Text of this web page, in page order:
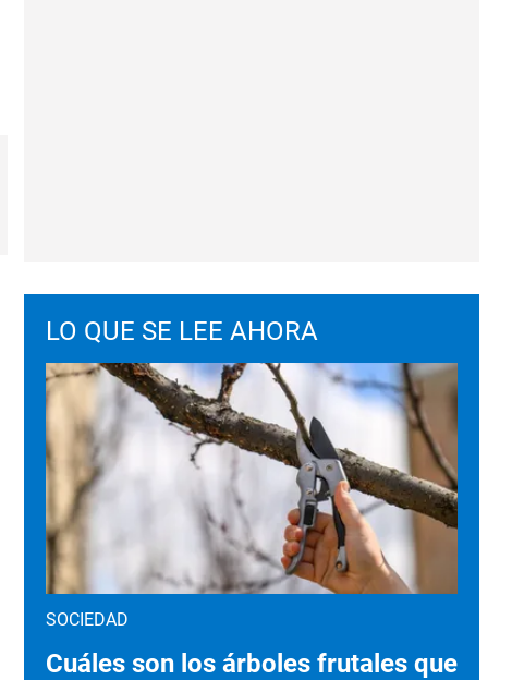
LO QUE SE LEE AHORA
SOCIEDAD
Cuáles son los árboles frutales que